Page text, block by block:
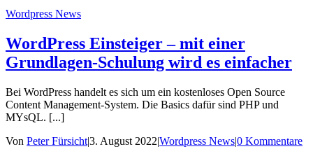
Wordpress News
WordPress Einsteiger – mit einer
Grundlagen-Schulung wird es einfacher
Bei WordPress handelt es sich um ein kostenloses Open Source
Content Management-System. Die Basics dafür sind PHP und
MYsQL. [...]
Von Peter Fürsicht|3. August 2022|Wordpress News|0 Kommentare